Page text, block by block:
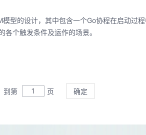
型的设计，其中包含一个Go协程在启动过
个触发条件及运作的场景。
到第 页 确定